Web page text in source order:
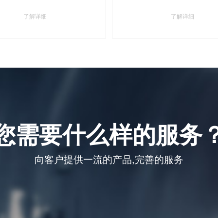
了解详细 了解详细
需要什么样的服务
向客户提供一流的产品,完善的服务